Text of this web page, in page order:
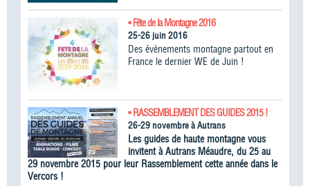
• Fête de la Montagne 2016
25-26 juin 2016
Des évènements montagne partout en
France le dernier WE de Juin !
• RASSEMBLEMENT DES GUIDES 2015 !
26-29 novembre à Autrans
Les guides de haute montagne vous
invitent à Autrans Méaudre, du 25 au
29 novembre 2015 pour leur Rassemblement cette année dans le
Vercors !